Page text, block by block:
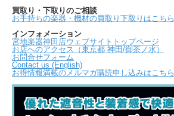
買取り・下取りのご相談
お手持ちの楽器・機材の買取り下取りはこちら
インフォメーション
宮地楽器神田店ウェブサイトトップページ
お店へのアクセス（東京都 神田/御茶ノ水）
お問合せフォーム
Contact us (English)
お得情報満載のメルマガ購読申し込みはこちら